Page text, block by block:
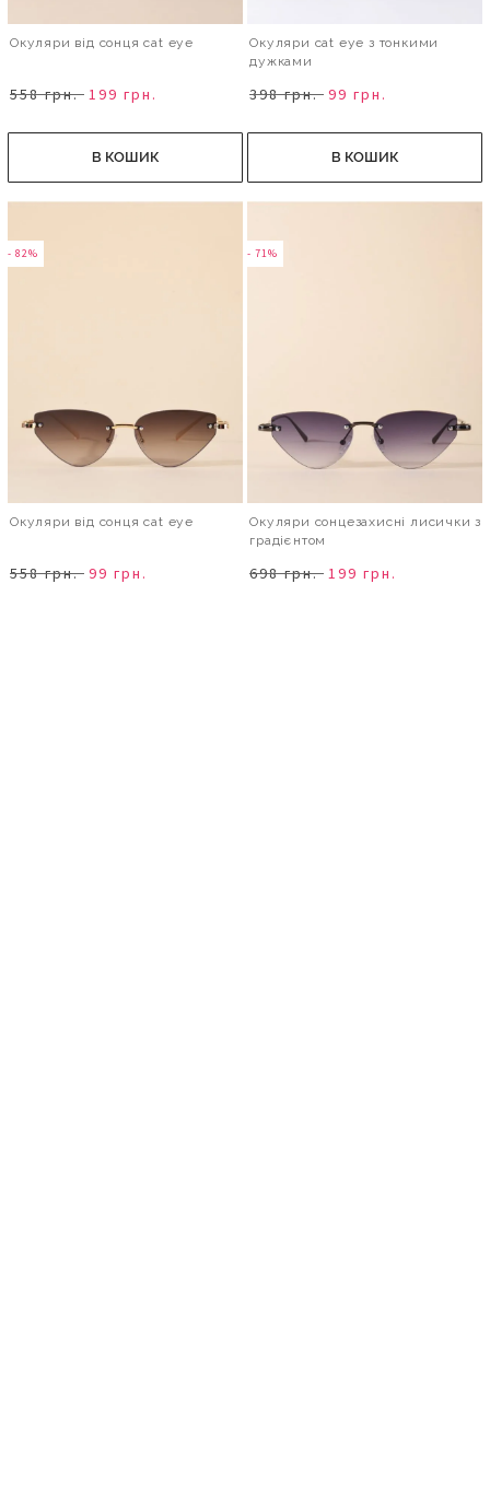
Окуляри від сонця cat eye
558 грн. 199 грн.
В КОШИК
Окуляри cat eye з тонкими
дужками
398 грн. 99 грн.
В КОШИК
- 82%
Окуляри від сонця cat eye
558 грн. 99 грн.
- 71%
Окуляри сонцезахисні лисички з
градієнтом
698 грн. 199 грн.